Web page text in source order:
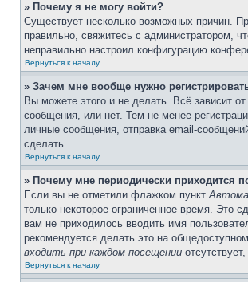
» Почему я не могу войти?
Существует несколько возможных причин.
правильно, свяжитесь с администратором,
неправильно настроил конфигурацию
Вернуться к началу
» Зачем мне вообще нужно
Вы можете этого и не делать. Всё зависит
сообщения, или нет. Тем не менее
личные сообщения, отправка email-
сделать.
Вернуться к началу
» Почему мне периодически приходится
Если вы не отметили флажком пункт
только некоторое ограниченное время. Это
вам не приходилось вводить имя
рекомендуется делать это на
входить при каждом посещении
Вернуться к началу